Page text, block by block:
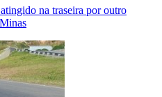
na traseira por outro